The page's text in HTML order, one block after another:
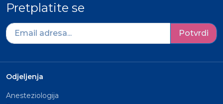
Pretplatite se
Potvrdi
Odjeljenja
Anesteziologija